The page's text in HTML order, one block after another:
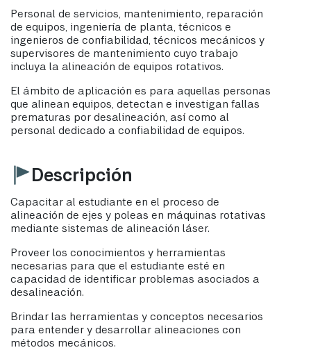
Personal de servicios, mantenimiento, reparación
de equipos, ingeniería de planta, técnicos e
ingenieros de confiabilidad, técnicos mecánicos y
supervisores de mantenimiento cuyo trabajo
incluya la alineación de equipos rotativos.
El ámbito de aplicación es para aquellas personas
que alinean equipos, detectan e investigan fallas
prematuras por desalineación, así como al
personal dedicado a confiabilidad de equipos.
Descripción
Capacitar al estudiante en el proceso de
alineación de ejes y poleas en máquinas rotativas
mediante sistemas de alineación láser.
Proveer los conocimientos y herramientas
necesarias para que el estudiante esté en
capacidad de identificar problemas asociados a
desalineación.
Brindar las herramientas y conceptos necesarios
para entender y desarrollar alineaciones con
métodos mecánicos.